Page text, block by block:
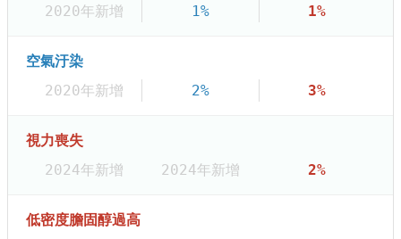
2020年新增 1% 1%
空氣汙染
2020年新增 2% 3%
視力喪失
2024年新增 2024年新增 2%
低密度膽固醇過高